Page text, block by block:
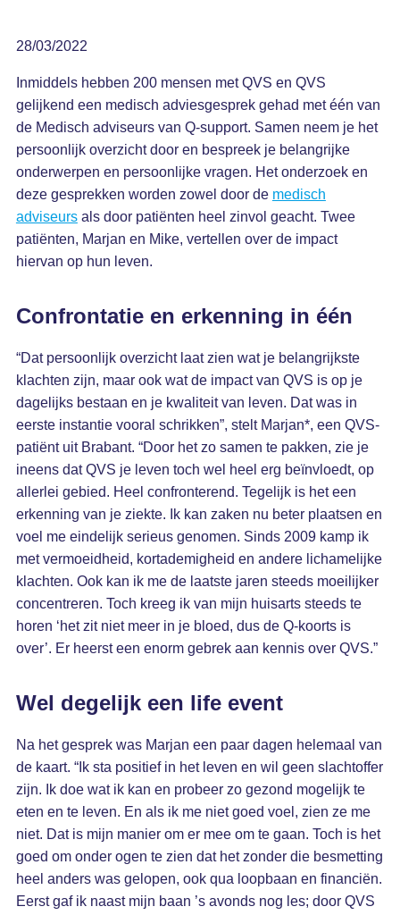
28/03/2022
Inmiddels hebben 200 mensen met QVS en QVS
gelijkend een medisch adviesgesprek gehad met één van
de Medisch adviseurs van Q-support. Samen neem je het
persoonlijk overzicht door en bespreek je belangrijke
onderwerpen en persoonlijke vragen. Het onderzoek en
deze gesprekken worden zowel door de medisch
adviseursals door patiënten heel zinvol geacht. Twee
patiënten, Marjan en Mike, vertellen over de impact
hiervan op hun leven.
Confrontatie en erkenning in één
“Dat persoonlijk overzicht laat zien wat je belangrijkste
klachten zijn, maar ook wat de impact van QVS is op je
dagelijks bestaan en je kwaliteit van leven. Dat was in
eerste instantie vooral schrikken”, stelt Marjan*, een QVS-
patiënt uit Brabant. “Door het zo samen te pakken, zie je
ineens dat QVS je leven toch wel heel erg beïnvloedt, op
allerlei gebied. Heel confronterend. Tegelijk is het een
erkenning van je ziekte. Ik kan zaken nu beter plaatsen en
voel me eindelijk serieus genomen. Sinds 2009 kamp ik
met vermoeidheid, kortademigheid en andere lichamelijke
klachten. Ook kan ik me de laatste jaren steeds moeilijker
concentreren. Toch kreeg ik van mijn huisarts steeds te
horen ‘het zit niet meer in je bloed, dus de Q-koorts is
over’. Er heerst een enorm gebrek aan kennis over QVS.”
Wel degelijk een life event
Na het gesprek was Marjan een paar dagen helemaal van
de kaart. “Ik sta positief in het leven en wil geen slachtoffer
zijn. Ik doe wat ik kan en probeer zo gezond mogelijk te
eten en te leven. En als ik me niet goed voel, zien ze me
niet. Dat is mijn manier om er mee om te gaan. Toch is het
goed om onder ogen te zien dat het zonder die besmetting
heel anders was gelopen, ook qua loopbaan en financiën.
Eerst gaf ik naast mijn baan ’s avonds nog les; door QVS